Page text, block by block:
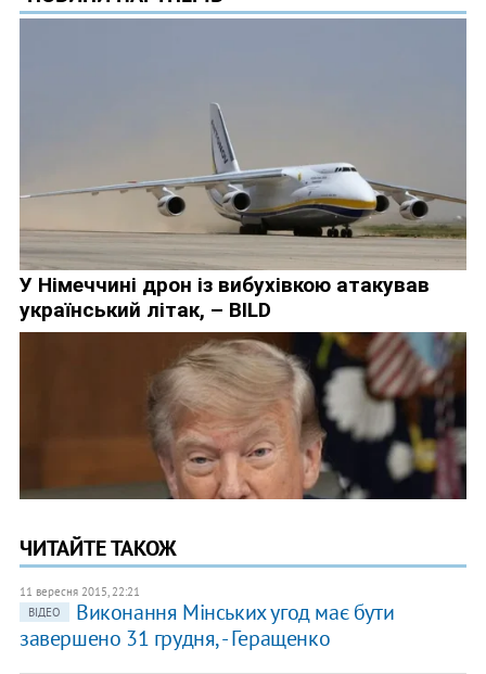
ЧИТАЙТЕ ТАКОЖ
11 вересня 2015, 22:21
ВІДЕО
Виконання Мінських угод має бути
завершено 31 грудня, - Геращенко